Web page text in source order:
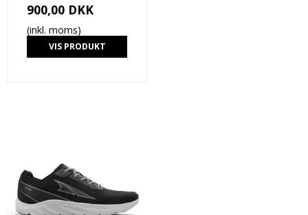
900,00 DKK
(inkl. moms)
VIS PRODUKT